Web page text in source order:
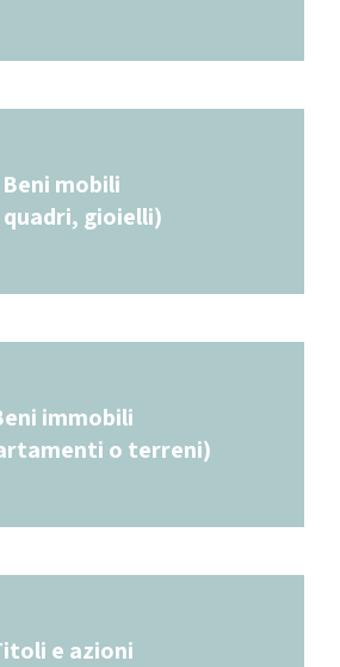
Beni mobili
quadri, gioielli)
immobili
o terreni)
e azioni